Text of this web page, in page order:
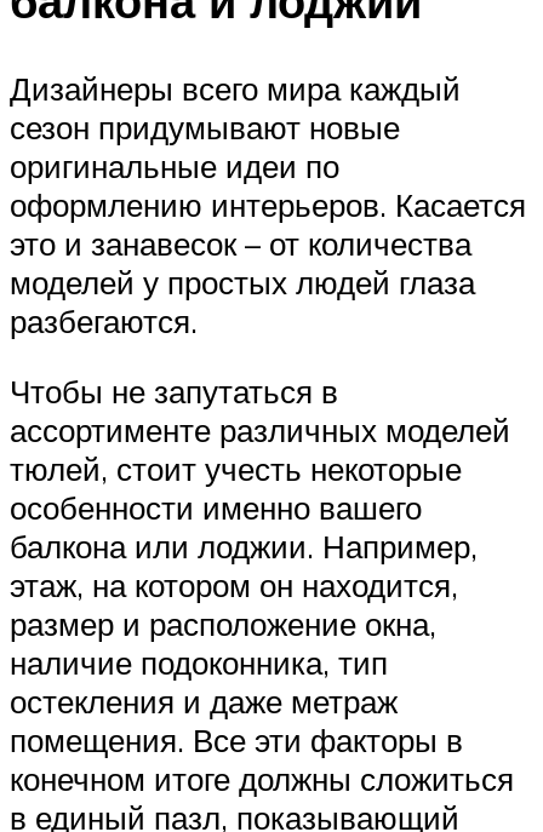
Дизайнеры всего мира каждый
сезон придумывают новые
оригинальные идеи по
оформлению интерьеров. Касается
это и занавесок – от количества
моделей у простых людей глаза
разбегаются.
Чтобы не запутаться в
ассортименте различных моделей
тюлей, стоит учесть некоторые
особенности именно вашего
балкона или лоджии. Например,
этаж, на котором он находится,
размер и расположение окна,
наличие подоконника, тип
остекления и даже метраж
помещения. Все эти факторы в
конечном итоге должны сложиться
в единый пазл, показывающий